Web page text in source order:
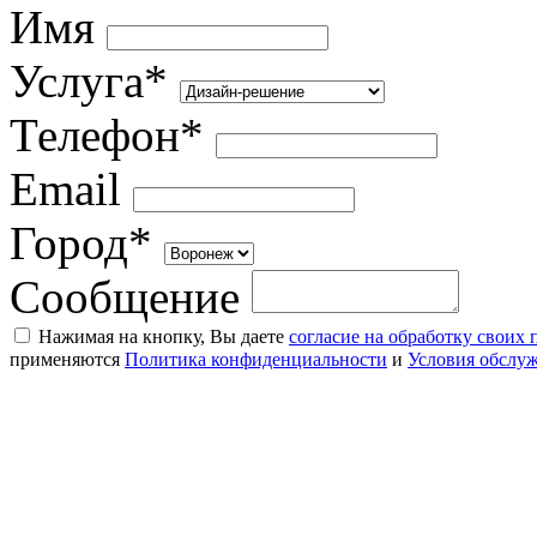
Имя
Услуга*
Телефон*
Email
Город*
Сообщение
Нажимая на кнопку, Вы даете согласие на обработку
применяются Политика конфиденциальности и Условия